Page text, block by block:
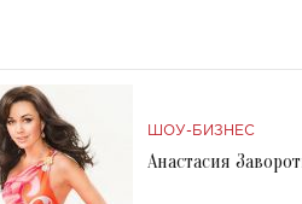
ШОУ-БИЗНЕС
Анастасия